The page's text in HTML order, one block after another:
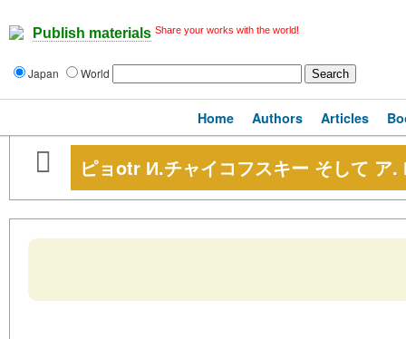
Publish materials Share your works with the world!
Japan World
Home Authors Articles
ピョotr И.チャイコフスキー そして ア.